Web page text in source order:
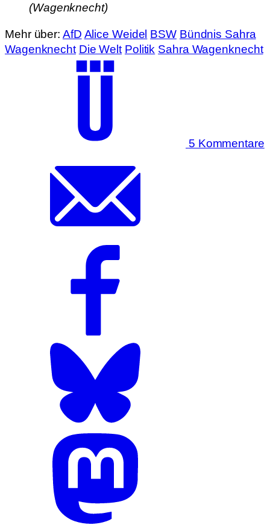
(Wagenknecht)
Mehr über: AfD Alice Weidel BSW Bündnis Sahra
Wagenknecht Die Welt Politik Sahra Wagenknecht
5 Kommentare